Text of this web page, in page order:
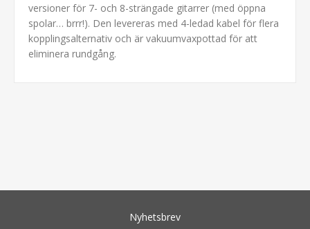
versioner för 7- och 8-strängade gitarrer (med öppna
spolar… brrr!). Den levereras med 4-ledad kabel för flera
kopplingsalternativ och är vakuumvaxpottad för att
eliminera rundgång.
Nyhetsbrev